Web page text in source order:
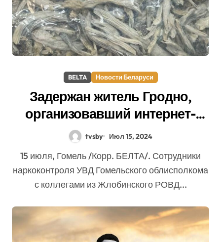
BELTA Новости Беларуси
Задержан житель Гродно,
организовавший интернет-
наркомаркет
tvsby Июл 15, 2024
15 июля, Гомель /Корр. БЕЛТА/. Сотрудники
наркоконтроля УВД Гомельского облисполкома
с коллегами из Жлобинского РОВД...